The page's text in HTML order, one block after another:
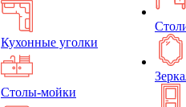
Кухонные уголки
Столы-мойки